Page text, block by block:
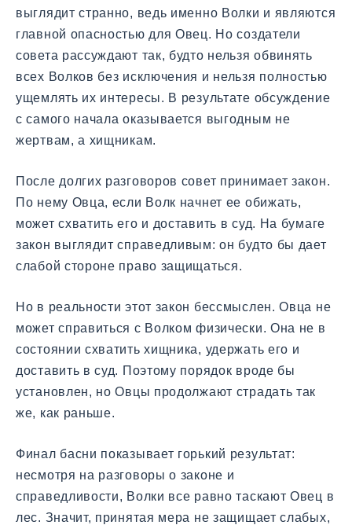
выглядит странно, ведь именно Волки и являются
главной опасностью для Овец. Но создатели
совета рассуждают так, будто нельзя обвинять
всех Волков без исключения и нельзя полностью
ущемлять их интересы. В результате обсуждение
с самого начала оказывается выгодным не
жертвам, а хищникам.
После долгих разговоров совет принимает закон.
По нему Овца, если Волк начнет ее обижать,
может схватить его и доставить в суд. На бумаге
закон выглядит справедливым: он будто бы дает
слабой стороне право защищаться.
Но в реальности этот закон бессмыслен. Овца не
может справиться с Волком физически. Она не в
состоянии схватить хищника, удержать его и
доставить в суд. Поэтому порядок вроде бы
установлен, но Овцы продолжают страдать так
же, как раньше.
Финал басни показывает горький результат:
несмотря на разговоры о законе и
справедливости, Волки все равно таскают Овец в
лес. Значит, принятая мера не защищает слабых,